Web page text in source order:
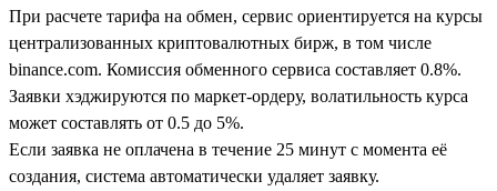
При расчете тарифа на обмен, сервис ориентируется на курсы
централизованных криптовалютных бирж, в том числе
binance.com. Комиссия обменного сервиса составляет 0.8%.
Заявки хэджируются по маркет-ордеру, волатильность курса
может составлять от 0.5 до 5%.
Если заявка не оплачена в течение 25 минут с момента её
создания, система автоматически удаляет заявку.